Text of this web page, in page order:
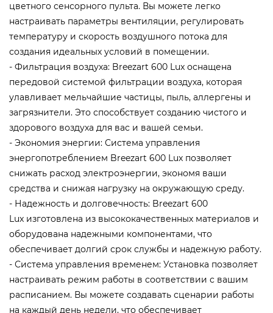
цветного сенсорного пульта. Вы можете легко
настраивать параметры вентиляции, регулировать
температуру и скорость воздушного потока для
создания идеальных условий в помещении.
- Фильтрация воздуха: Breezart 600 Lux оснащена
передовой системой фильтрации воздуха, которая
улавливает мельчайшие частицы, пыль, аллергены и
загрязнители. Это способствует созданию чистого и
здорового воздуха для вас и вашей семьи.
- Экономия энергии: Система управления
энергопотреблением Breezart 600 Lux позволяет
снижать расход электроэнергии, экономя ваши
средства и снижая нагрузку на окружающую среду.
- Надежность и долговечность: Breezart 600
Lux изготовлена из высококачественных материалов и
оборудована надежными компонентами, что
обеспечивает долгий срок службы и надежную работу.
- Система управления временем: Установка позволяет
настраивать режим работы в соответствии с вашим
расписанием. Вы можете создавать сценарии работы
на каждый день недели, что обеспечивает